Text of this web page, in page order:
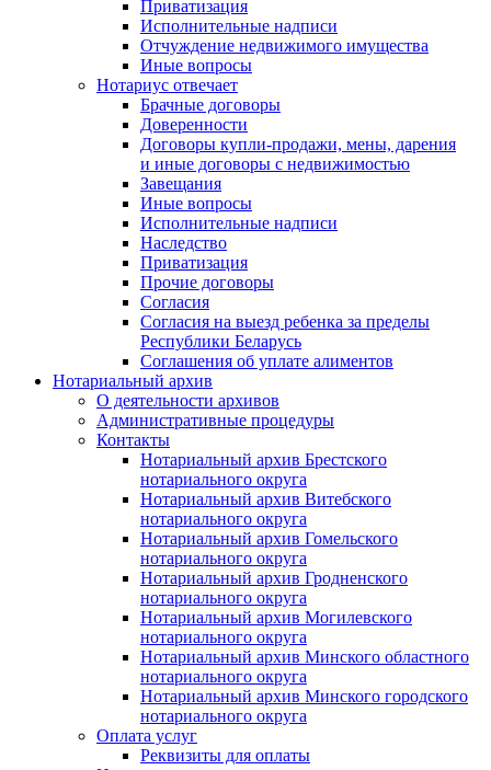
Приватизация
Исполнительные надписи
Отчуждение недвижимого имущества
Иные вопросы
Нотариус отвечает
Брачные договоры
Доверенности
Договоры купли-продажи, мены, дарения
и иные договоры с недвижимостью
Завещания
Иные вопросы
Исполнительные надписи
Наследство
Приватизация
Прочие договоры
Согласия
Согласия на выезд ребенка за пределы
Республики Беларусь
Соглашения об уплате алиментов
Нотариальный архив
О деятельности архивов
Административные процедуры
Контакты
Нотариальный архив Брестского
нотариального округа
Нотариальный архив Витебского
нотариального округа
Нотариальный архив Гомельского
нотариального округа
Нотариальный архив Гродненского
нотариального округа
Нотариальный архив Могилевского
нотариального округа
Нотариальный архив Минского областного
нотариального округа
Нотариальный архив Минского городского
нотариального округа
Оплата услуг
Реквизиты для оплаты